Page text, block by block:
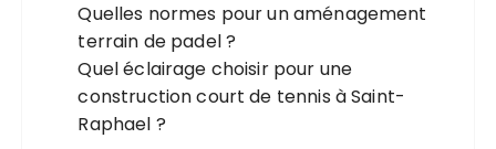
Quelles normes pour un aménagement
terrain de padel ?
Quel éclairage choisir pour une
construction court de tennis à Saint-
Raphael ?